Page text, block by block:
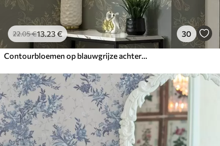
22.05€13.23€ 30
Contourbloemen op blauwgrijze achtergrond, elegant botanisch patroon